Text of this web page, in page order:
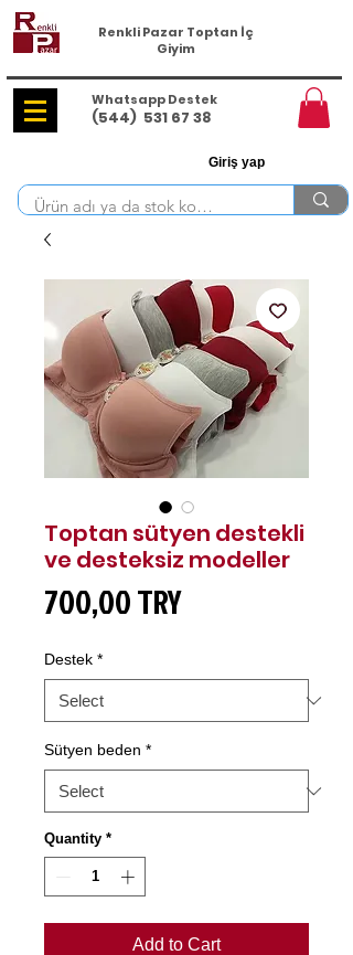
Renkli Pazar Toptan İç
Giyim
Whatsapp Destek
(544) 531 67 38
Giriş yap
Toptan sütyen destekli
ve desteksiz modeller
700,00 TRYPrice
Destek *
Sütyen beden *
Quantity *
Add to Cart